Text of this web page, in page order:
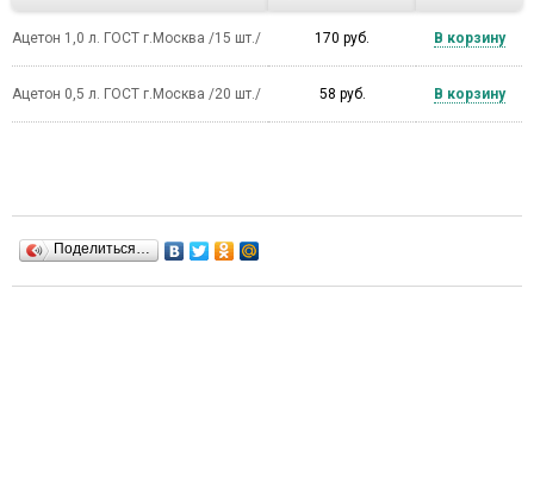
Ацетон 1,0 л. ГОСТ г.Москва /15 шт./ 170 руб. В корзину
Ацетон 0,5 л. ГОСТ г.Москва /20 шт./ 58 руб. В корзину
Поделиться…